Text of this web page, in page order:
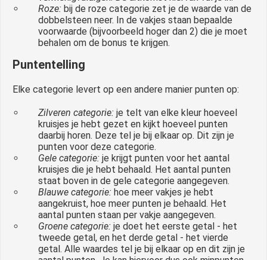
Roze: bij de roze categorie zet je de waarde van de
dobbelsteen neer. In de vakjes staan bepaalde
voorwaarde (bijvoorbeeld hoger dan 2) die je moet
behalen om de bonus te krijgen.
Puntentelling
Elke categorie levert op een andere manier punten op:
Zilveren categorie: je telt van elke kleur hoeveel
kruisjes je hebt gezet en kijkt hoeveel punten
daarbij horen. Deze tel je bij elkaar op. Dit zijn je
punten voor deze categorie.
Gele categorie: je krijgt punten voor het aantal
kruisjes die je hebt behaald. Het aantal punten
staat boven in de gele categorie aangegeven.
Blauwe categorie: hoe meer vakjes je hebt
aangekruist, hoe meer punten je behaald. Het
aantal punten staan per vakje aangegeven.
Groene categorie: je doet het eerste getal - het
tweede getal, en het derde getal - het vierde
getal. Alle waardes tel je bij elkaar op en dit zijn je